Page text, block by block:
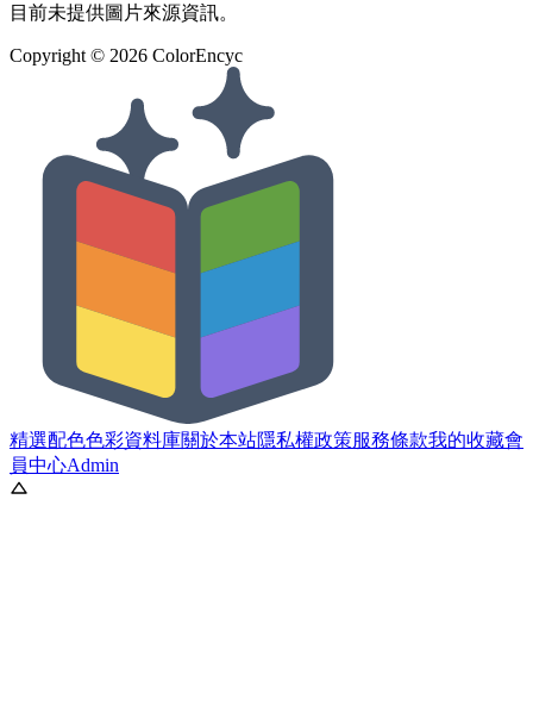
目前未提供圖片來源資訊。
Copyright © 2026 ColorEncyc
精選配色色彩資料庫關於本站隱私權政策服務條款我的收藏會
員中心Admin